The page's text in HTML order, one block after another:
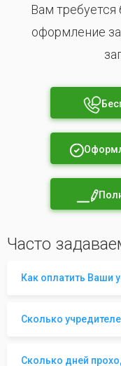
Вам требуется
оформление
Часто
Как оплатить Ваши
Сколько
Сколько дней